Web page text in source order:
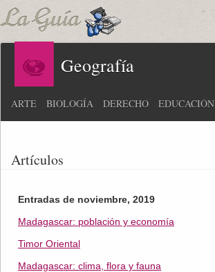
Geografía
ARTE BIOLOGÍA DERECHO EDUCACIÓN
Artículos
Entradas de noviembre, 2019
Madagascar: población y economía
Timor Oriental
Madagascar: clima, flora y fauna